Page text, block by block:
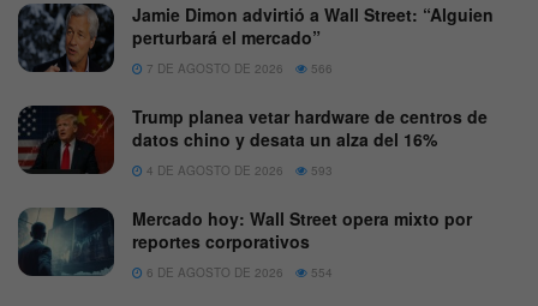
Jamie Dimon advirtió a Wall Street: “Alguien
perturbará el mercado”
7 DE AGOSTO DE 2026 566
Trump planea vetar hardware de centros de
datos chino y desata un alza del 16%
4 DE AGOSTO DE 2026 593
Mercado hoy: Wall Street opera mixto por
reportes corporativos
6 DE AGOSTO DE 2026 554